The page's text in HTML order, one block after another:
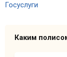
Каким